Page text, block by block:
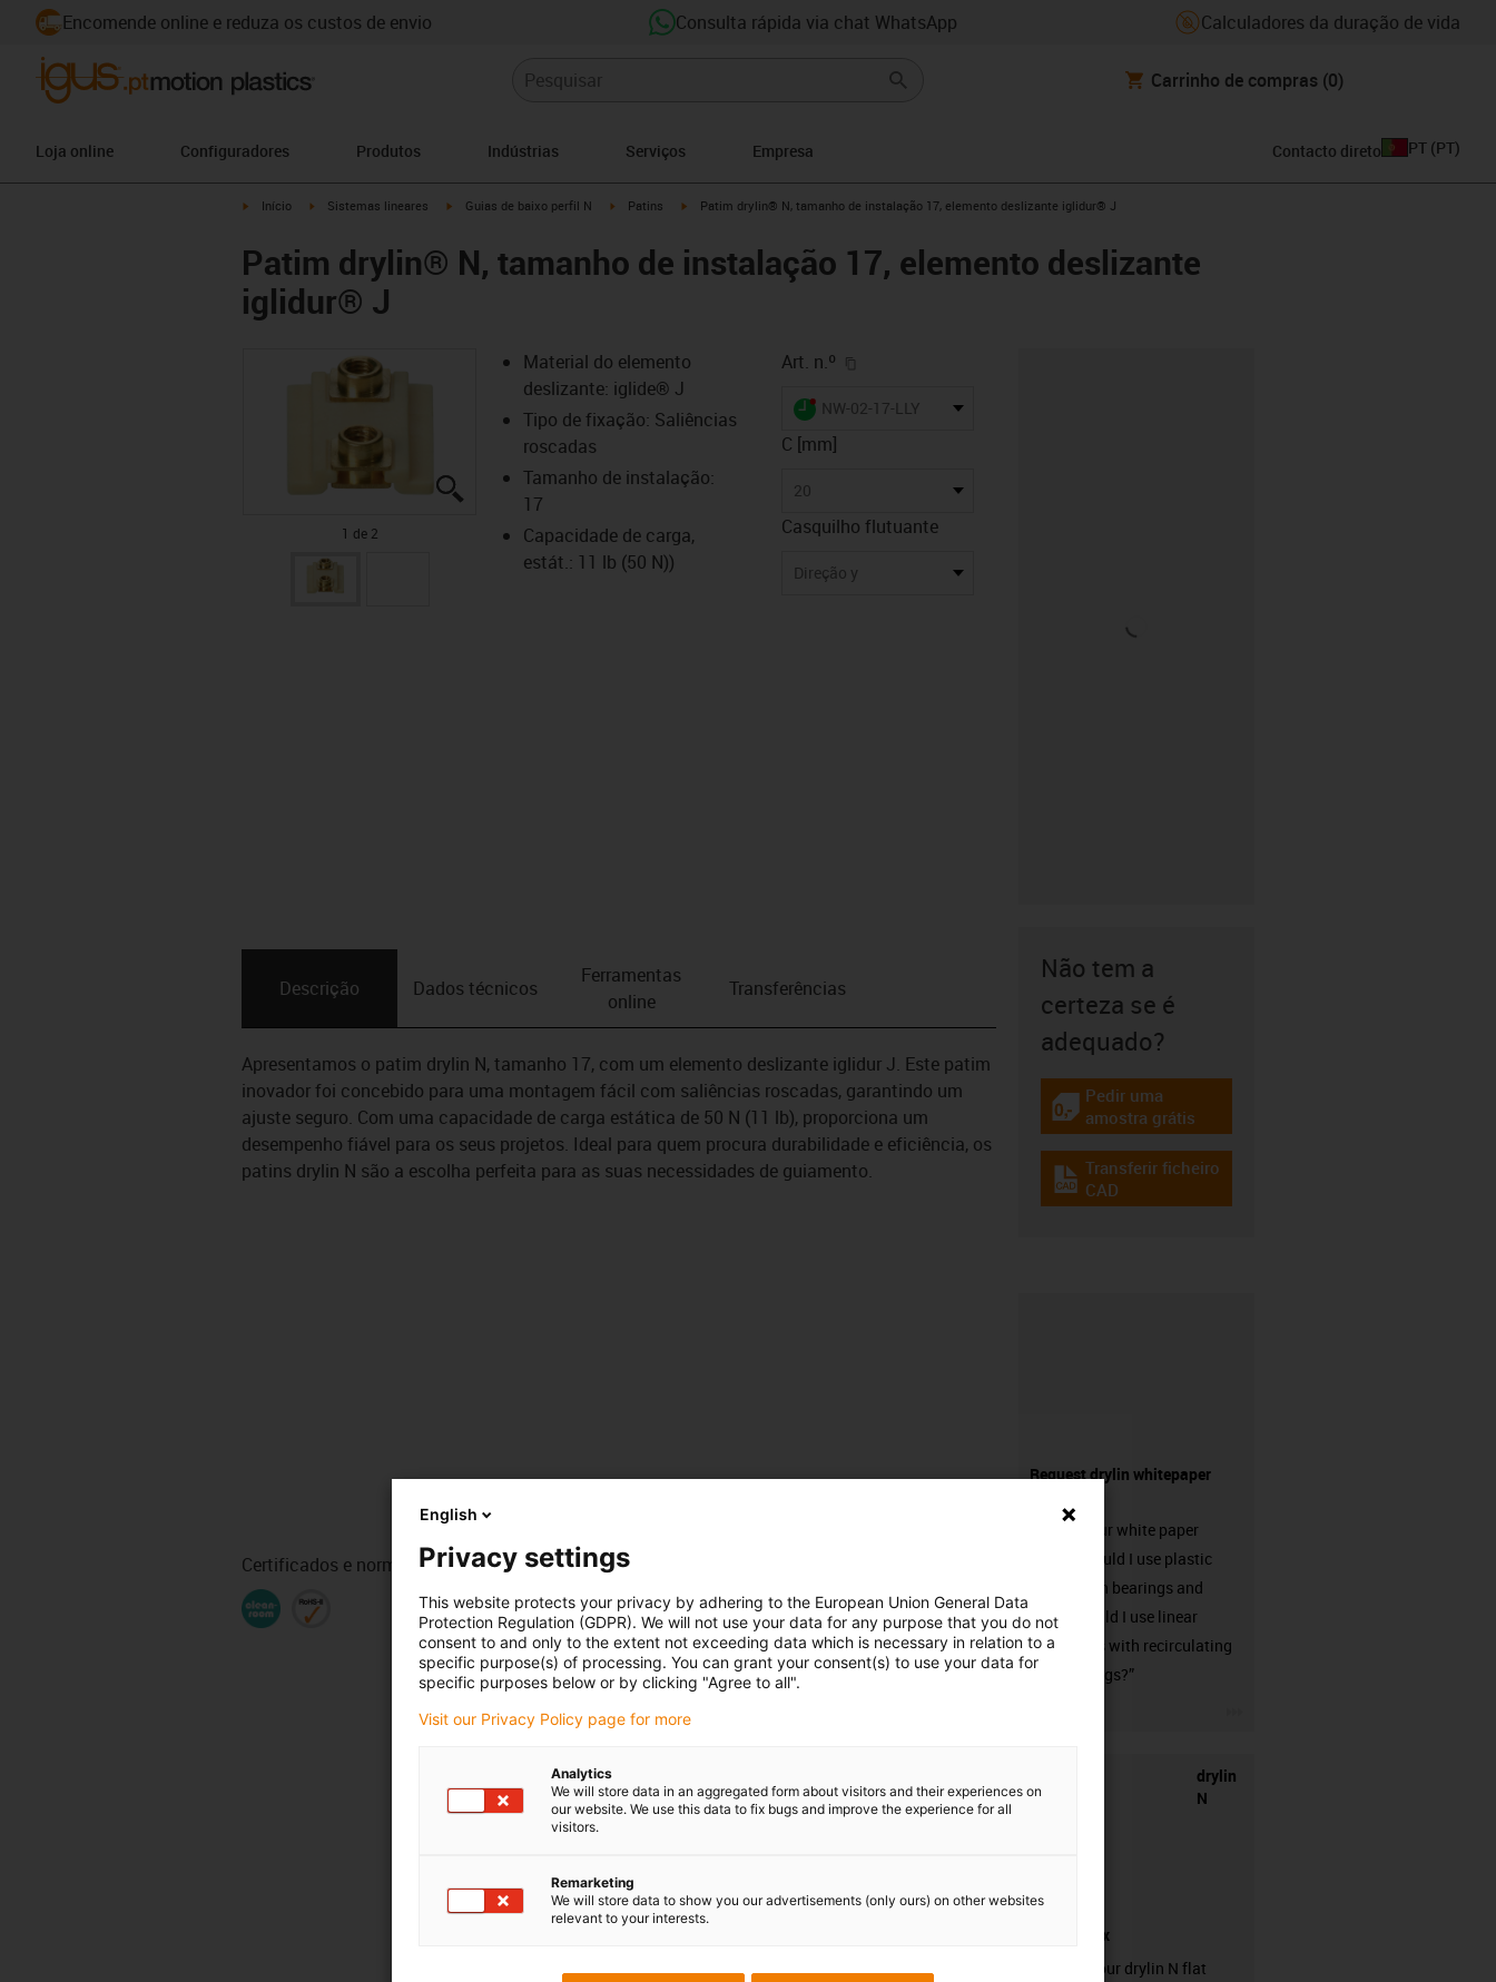
Encomende online e reduza os custos de envio Consulta rápida via chat WhatsApp Calculadores da duração de vida
Carrinho de compras (0)
Loja online Configuradores Produtos Indústrias Serviços Empresa Contacto direto PT (PT)
igus-icon-arrow-right
Início igus-icon-arrow-right
Sistemas lineares igus-icon-arrow-right
Guias de baixo perfil N igus-icon-arrow-right
Patins igus-icon-arrow-right
Patim drylin® N, tamanho de instalação 17, elemento deslizante iglidur® J
Patim drylin® N, tamanho de instalação 17, elemento deslizante
iglidur® J
igus-icon-lupe
igus-icon-lupe
1 de 2
Material do elemento
deslizante: iglide® J
Tipo de fixação: Saliências
roscadas
Tamanho de instalação:
17
Capacidade de carga,
estát.: 11 lb (50 N))
Art. n.º
igus-icon-lieferzeit-dot
NW-02-17-LLY
C [mm]
20
Casquilho flutuante
Direção y
Descrição Dados técnicos
Ferramentas
online
Transferências
Apresentamos o patim drylin N, tamanho 17, com um elemento deslizante iglidur J. Este patim
inovador foi concebido para uma montagem fácil com saliências roscadas, garantindo um
ajuste seguro. Com uma capacidade de carga estática de 50 N (11 lb), proporciona um
desempenho fiável para os seus projetos. Ideal para quem procura durabilidade e eficiência, os
patins drylin N são a escolha perfeita para as suas necessidades de guiamento.
Certificados e normas
Não tem a
certeza se é
adequado?
igus-icon-gratismuster
Pedir uma
amostra grátis
igus-icon-cad-dateien
Transferir ficheiro
CAD
Request drylin whitepaper
Request our white paper
“When should I use plastic
linear plain bearings and
when should I use linear
guideways with recirculating
ball bearings?”
drylin
N
sample box
Request your drylin N flat
English
Privacy settings
This website protects your privacy by adhering to the European Union General Data
Protection Regulation (GDPR). We will not use your data for any purpose that you do not
consent to and only to the extent not exceeding data which is necessary in relation to a
specific purpose(s) of processing. You can grant your consent(s) to use your data for
specific purposes below or by clicking "Agree to all".
Visit our Privacy Policy page for more
Analytics
We will store data in an aggregated form about visitors and their experiences on
our website. We use this data to fix bugs and improve the experience for all
visitors.
Remarketing
We will store data to show you our advertisements (only ours) on other websites
relevant to your interests.